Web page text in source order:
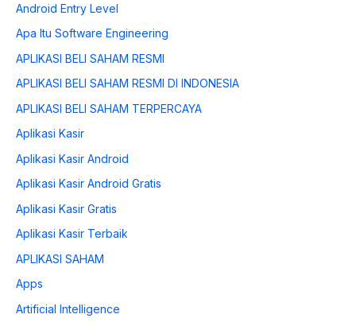
Android Entry Level
Apa Itu Software Engineering
APLIKASI BELI SAHAM RESMI
APLIKASI BELI SAHAM RESMI DI INDONESIA
APLIKASI BELI SAHAM TERPERCAYA
Aplikasi Kasir
Aplikasi Kasir Android
Aplikasi Kasir Android Gratis
Aplikasi Kasir Gratis
Aplikasi Kasir Terbaik
APLIKASI SAHAM
Apps
Artificial Intelligence